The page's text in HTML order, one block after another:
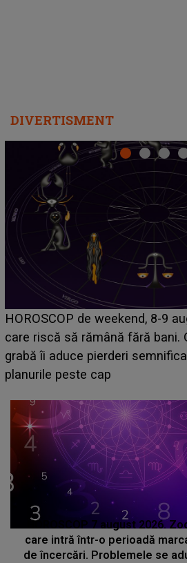
DIVERTISMENT
Emanuel a ținut ACEST
acum! În fața Alexandrei,
face o MĂRTURISIRE
sa: "I-am spus și ei în față, eu
HOROSCOP 7 august 2026.
care intră într-o perioadă
de încercări. Problemele se